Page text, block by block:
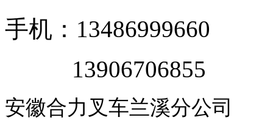
手机：13486999660
13906706855
安徽合力叉车兰溪分公司